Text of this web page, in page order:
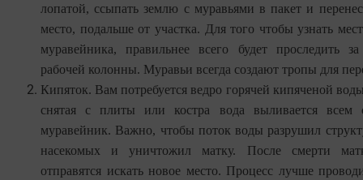
лопатой, ссыпать землю с муравьями в пакет и
место, подальше от участка. Для того чтобы узнать
муравейника, правильнее всего будет проследить
рабочей колонны. Муравьи всегда создают тропы для
Кипяток. Вам потребуется ведро горячей кипяченой
снятая с плиты или костра вода выливается всем
муравейник. Важно, чтобы поток воды разрушил
насекомых и уничтожил матку. После смерти
отправятся искать новое место. Процесс лучше